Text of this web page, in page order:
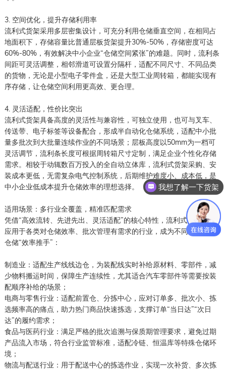
3. 空间优化，提升存储利用率
流利式货架采用多层密集设计，可充分利用仓储垂直空间，在相同占
地面积下，存储容量比普通层板货架提升30%-50%，存储密度可达
60%-80%，有效解决中小企业“仓储空间紧张”的难题。同时，流利条
间距可灵活调整，相邻滑道可设置分隔杆，适配不同尺寸、不同品类
的货物，无论是小型电子零件盒，还是大型工业周转箱，都能实现有
序存储，让仓储空间利用更高效、更合理。
4. 灵活适配，性价比突出
流利式货架具备高度的灵活性与兼容性，可独立使用，也可与叉车、
传送带、电子标签等设备配合，形成半自动化仓储系统，适配中小批
量多批次到大批量连续作业的不同场景；层板高度以50mm为一档可
灵活调节，流利条长度可根据周转箱尺寸定制，满足企业个性化存储
需求。相较于动辄数百万投入的全自动立体库，流利式货架采购、安
装成本更低，无需复杂电气控制系统，后期维护难度小、成本低，是
中小企业低成本提升仓储效率的理想选择。
适用场景：多行业全覆盖，精准匹配需求
凭借“高效流转、先进先出、灵活适配”的核心特性，流利式货架广泛
应用于各类对仓储效率、批次管理有需求的行业，成为不同场景下的
仓储“效率推手”：
制造业：适配生产线线边仓，为装配线实时补给原材料、零部件，减
少物料搬运时间，保障生产连续性，尤其适合汽车零部件等需要按装
配顺序补给的场景；
电商与零售行业：适配前置仓、分拣中心，应对订单多、批次小、拣
选频率高的痛点，助力热门商品快速拣选，支撑订单“当日达”“次日
达”的履约需求；
食品与医药行业：满足严格的批次追溯与保质期管理要求，避免过期
产品流入市场，符合行业监管标准，适配冷链、恒温库等特殊仓储环
境；
物流与配送行业：用于配送中心的拣选作业，实现一次补货、多次拣
我想了解一下货架